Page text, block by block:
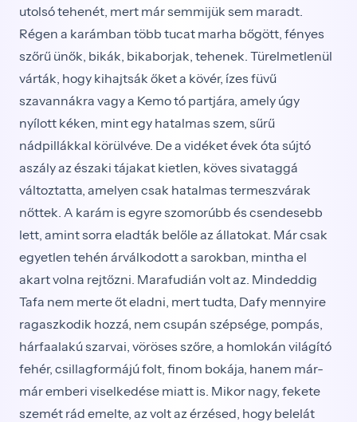
utolsó tehenét, mert már semmijük sem maradt.
Régen a karámban több tucat marha bőgött, fényes
szőrű ünők, bikák, bikaborjak, tehenek. Türelmetlenül
várták, hogy kihajtsák őket a kövér, ízes füvű
szavannákra vagy a Kemo tó partjára, amely úgy
nyílott kéken, mint egy hatalmas szem, sűrű
nádpillákkal körülvéve. De a vidéket évek óta sújtó
aszály az északi tájakat kietlen, köves sivataggá
változtatta, amelyen csak hatalmas termeszvárak
nőttek. A karám is egyre szomorúbb és csendesebb
lett, amint sorra eladták belőle az állatokat. Már csak
egyetlen tehén árválkodott a sarokban, mintha el
akart volna rejtőzni. Marafudián volt az. Mindeddig
Tafa nem merte őt eladni, mert tudta, Dafy mennyire
ragaszkodik hozzá, nem csupán szépsége, pompás,
hárfaalakú szarvai, vöröses szőre, a homlokán világító
fehér, csillagformájú folt, finom bokája, hanem már-
már emberi viselkedése miatt is. Mikor nagy, fekete
szemét rád emelte, az volt az érzésed, hogy belelát